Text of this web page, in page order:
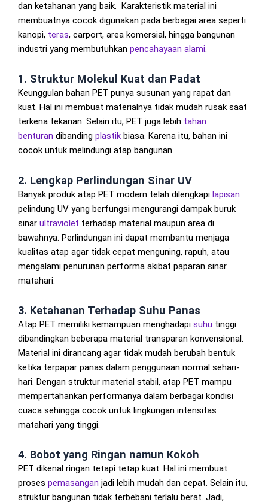
dan ketahanan yang baik. Karakteristik material ini
membuatnya cocok digunakan pada berbagai area seperti
kanopi, teras, carport, area komersial, hingga bangunan
industri yang membutuhkan pencahayaan alami.
1. Struktur Molekul Kuat dan Padat
Keunggulan bahan PET punya susunan yang rapat dan
kuat. Hal ini membuat materialnya tidak mudah rusak saat
terkena tekanan. Selain itu, PET juga lebih tahan
benturan dibanding plastik biasa. Karena itu, bahan ini
cocok untuk melindungi atap bangunan.
2. Lengkap Perlindungan Sinar UV
Banyak produk atap PET modern telah dilengkapi lapisan
pelindung UV yang berfungsi mengurangi dampak buruk
sinar ultraviolet terhadap material maupun area di
bawahnya. Perlindungan ini dapat membantu menjaga
kualitas atap agar tidak cepat menguning, rapuh, atau
mengalami penurunan performa akibat paparan sinar
matahari.
3. Ketahanan Terhadap Suhu Panas
Atap PET memiliki kemampuan menghadapi suhu tinggi
dibandingkan beberapa material transparan konvensional.
Material ini dirancang agar tidak mudah berubah bentuk
ketika terpapar panas dalam penggunaan normal sehari-
hari. Dengan struktur material stabil, atap PET mampu
mempertahankan performanya dalam berbagai kondisi
cuaca sehingga cocok untuk lingkungan intensitas
matahari yang tinggi.
4. Bobot yang Ringan namun Kokoh
PET dikenal ringan tetapi tetap kuat. Hal ini membuat
proses pemasangan jadi lebih mudah dan cepat. Selain itu,
struktur bangunan tidak terbebani terlalu berat. Jadi,